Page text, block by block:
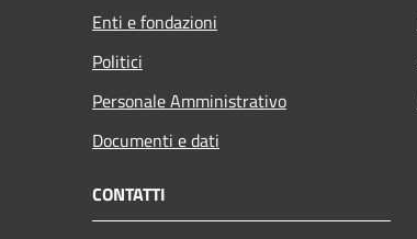
Enti e fondazioni
Politici
Personale Amministrativo
Documenti e dati
CONTATTI